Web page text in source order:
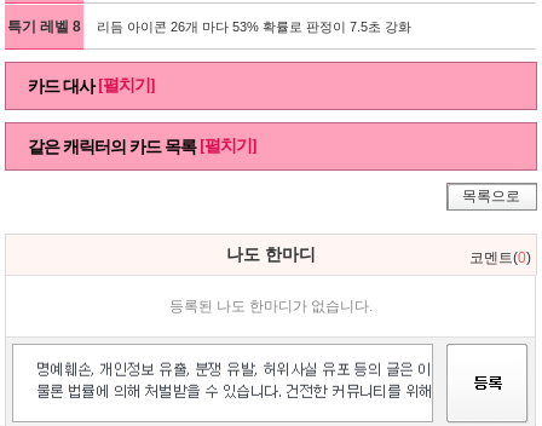
특기 레벨 8 리듬 아이콘 26개 마다 53% 확률로 판정이 7.5초 강화
카드 대사 [펼치기]
같은 캐릭터의 카드 목록 [펼치기]
목록으로
나도 한마디 코멘트(0)
등록된 나도 한마디가 없습니다.